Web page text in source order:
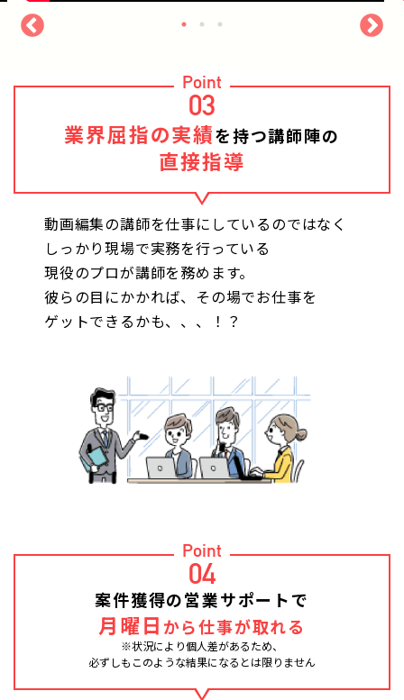
Point
03
業界屈指の実績を持つ講師陣の
直接指導
動画編集の講師を仕事にしているのではなく
しっかり現場で実務を行っている
現役のプロが講師を務めます。
彼らの目にかかれば、その場でお仕事を
ゲットできるかも、、、！？
Point
04
案件獲得の営業サポートで
月曜日 から仕事が取れる
※状況により個人差があるため、
必ずしもこのような結果になるとは限りません